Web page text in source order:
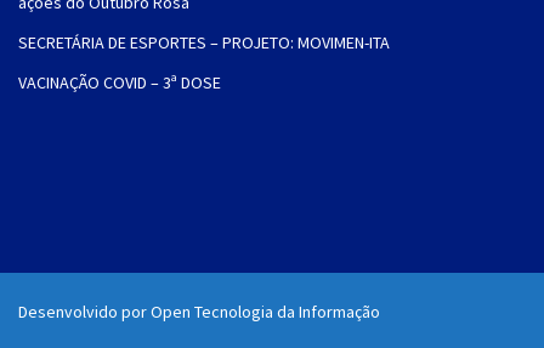
SECRETÁRIA DE ESPORTES – PROJETO: MOVIMEN-ITA
VACINAÇÃO COVID – 3ª DOSE
Desenvolvido por Open Tecnologia da Informação